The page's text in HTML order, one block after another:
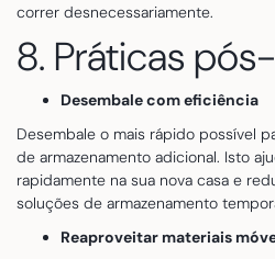
correr desnecessariamente.
8. Práticas
Desembale com eficiência
Desembale o mais rápido possível
de armazenamento adicional. Isto
rapidamente na sua nova casa e
soluções de armazenamento
Reaproveitar materiais